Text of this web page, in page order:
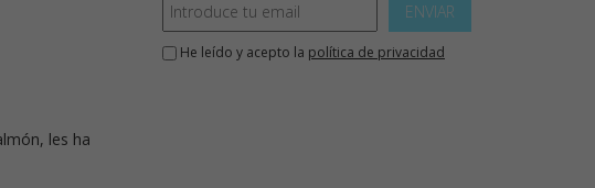
les ha
ENVIAR
He leído y acepto la política de privacidad